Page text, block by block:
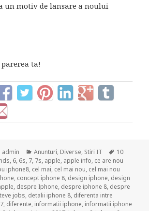
un motiv de lansare a noului
ta!
Author
admin Categories
Anunturi, Diverse, Stiri IT Tags
10
, 6, 6s, 7, 7s, apple, apple info, ce are nou
iphone8, cel mai, cel mai nou, cel mai nou
, concept iphone 8, design iphone, design
, despre Iphone, despre iphone 8, despre
jobs, detalii iphone 8, diferenta intre
, diferente, informatii iphone, informatii iphone